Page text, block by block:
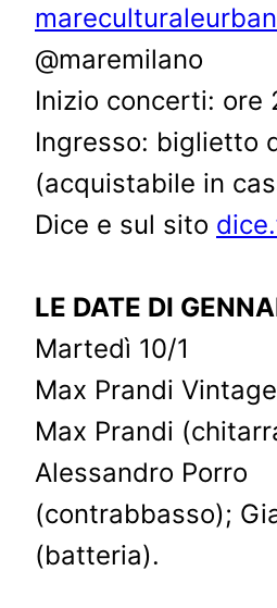
@maremilano
Inizio concerti: ore
Ingresso: biglietto
(acquistabile in
Dice e sul sito
LE DATE DI
Martedì 10/1
Max Prandi
Max Prandi
Alessandro Porro
(contrabbasso);
(batteria).